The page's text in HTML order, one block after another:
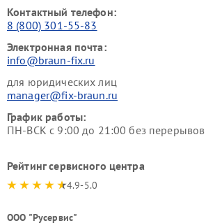
Контактный телефон:
8 (800) 301-55-83
Электронная почта:
info@braun-fix.ru
для юридических лиц
manager@fix-braun.ru
График работы:
ПН-ВСК с 9:00 до 21:00 без
Рейтинг сервисного центра
4.9-5.0
ООО "Русервис"